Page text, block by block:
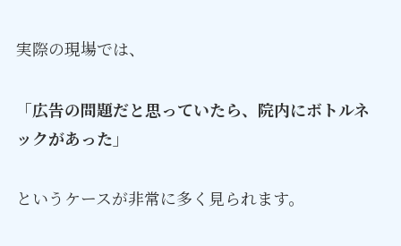
実際の現場では、
「広告の問題だと思っていたら、院内にボトルネ
ックがあった」
というケースが非常に多く見られます。